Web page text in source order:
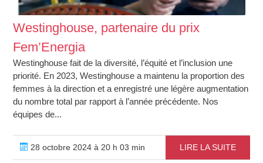
Westinghouse, partenaire du prix
Fem’Energia
Westinghouse fait de la diversité, l’équité et l’inclusion une
priorité. En 2023, Westinghouse a maintenu la proportion des
femmes à la direction et a enregistré une légère augmentation
du nombre total par rapport à l’année précédente. Nos
équipes de...
28 octobre 2024 à 20 h 03 min LIRE LA SUITE